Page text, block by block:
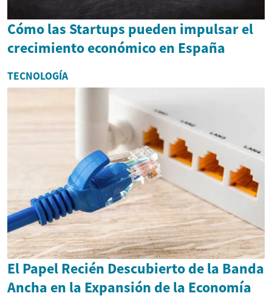
Cómo las Startups pueden impulsar el
crecimiento económico en España
TECNOLOGÍA
El Papel Recién Descubierto de la Banda
Ancha en la Expansión de la Economía